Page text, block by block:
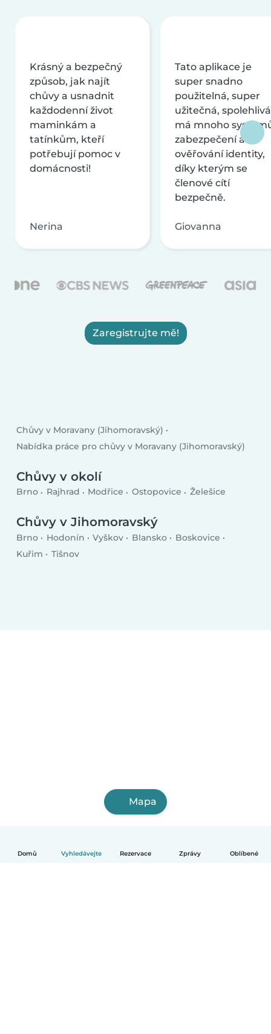
Domů Vyhledávejte Rezervace Zprávy Oblíbené
Krásný a bezpečný
způsob, jak najít
chůvy a usnadnit
každodenní život
maminkám a
tatínkům, kteří
potřebují pomoc v
domácnosti!
Nerina
Tato aplikace je
super snadno
použitelná, super
užitečná,
má mnoho
zabezpečení a
ověřování identity,
díky kterým se
členové cítí
bezpečně.
Giovanna
Zaregistrujte mě!
Chůvy v Moravany (Jihomoravský)
Nabídka práce pro chůvy v Moravany (Jihomoravský)
Chůvy v okolí
Brno Rajhrad Modřice Ostopovice Želešice
Chůvy v Jihomoravský
Brno Hodonín Vyškov Blansko
Boskovice
Kuřim
Tišnov
Mapa